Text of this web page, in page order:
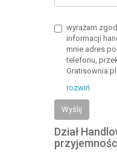
wyrażam
informacji
mnie adres
telefonu,
rozwiń
Wyślij
Dział